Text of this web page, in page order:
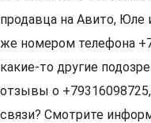
продавца на Авито, Юле
же номером телефона
какие-то другие
отзывы о +79316098725,
связи? Смотрите